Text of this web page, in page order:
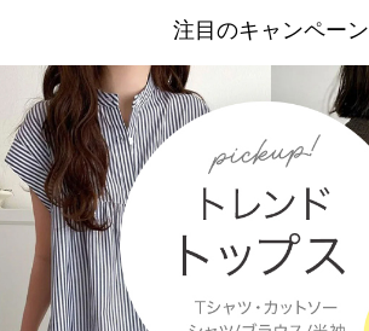
注目のキャンペーン